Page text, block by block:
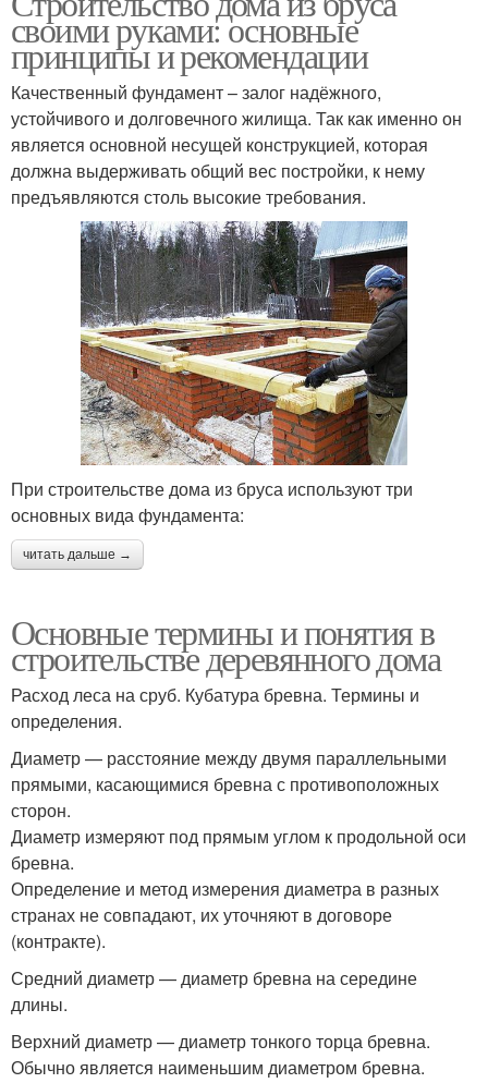
своими руками: основные
принципы и рекомендации
Качественный фундамент – залог надёжного,
устойчивого и долговечного жилища. Так как именно он
является основной несущей конструкцией, которая
должна выдерживать общий вес постройки, к нему
предъявляются столь высокие требования.
При строительстве дома из бруса используют три
основных вида фундамента:
читать дальше →
Основные термины и понятия в
строительстве деревянного дома
Расход леса на сруб. Кубатура бревна. Термины и
определения.
Диаметр — расстояние между двумя параллельными
прямыми, касающимися бревна с противоположных
сторон.
Диаметр измеряют под прямым углом к продольной оси
бревна.
Определение и метод измерения диаметра в разных
странах не совпадают, их уточняют в договоре
(контракте).
Средний диаметр — диаметр бревна на середине
длины.
Верхний диаметр — диаметр тонкого торца бревна.
Обычно является наименьшим диаметром бревна.